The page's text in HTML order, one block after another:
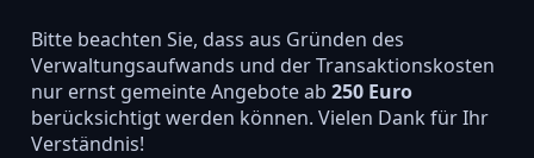
Bitte beachten Sie, dass aus Gründen des
Verwaltungsaufwands und der Transaktionskosten
nur ernst gemeinte Angebote ab 250 Euro
berücksichtigt werden können. Vielen Dank für Ihr
Verständnis!